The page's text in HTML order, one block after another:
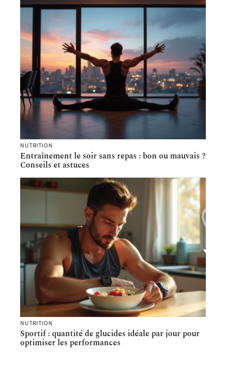
NUTRITION
Entraînement le soir sans repas : bon ou mauvais ?
Conseils et astuces
NUTRITION
Sportif : quantité de glucides idéale par jour pour
optimiser les performances